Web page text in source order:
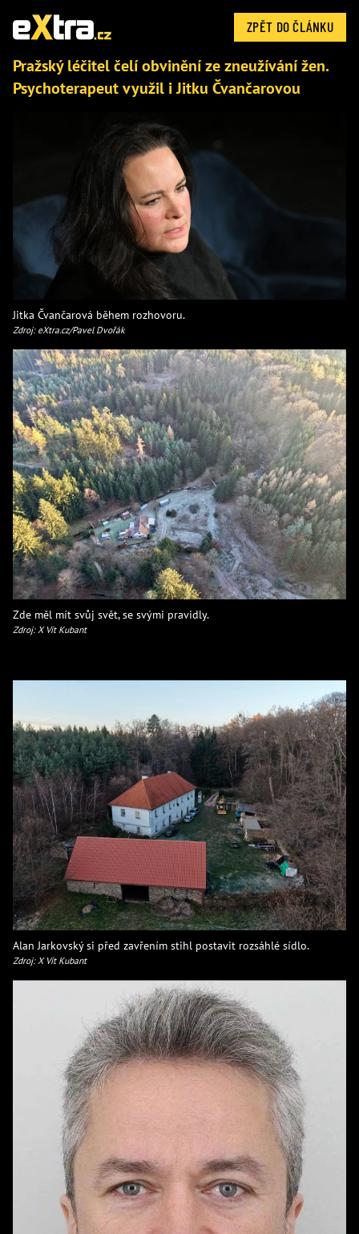
ZPĚT DO ČLÁNKU
Pražský léčitel čelí obvinění ze zneužívání žen.
Psychoterapeut využil i Jitku Čvančarovou
Jitka Čvančarová během rozhovoru.
Zdroj: eXtra.cz/Pavel Dvořák
Zde měl mít svůj svět, se svými pravidly.
Zdroj: X Vít Kubant
Alan Jarkovský si před zavřením stihl postavit rozsáhlé sídlo.
Zdroj: X Vít Kubant